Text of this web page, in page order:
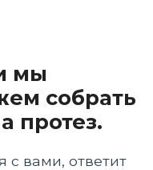
от госпиталя
мы
собрать
протез.
с вами, ответит